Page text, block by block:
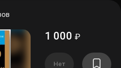
1 000 ₽
Нет